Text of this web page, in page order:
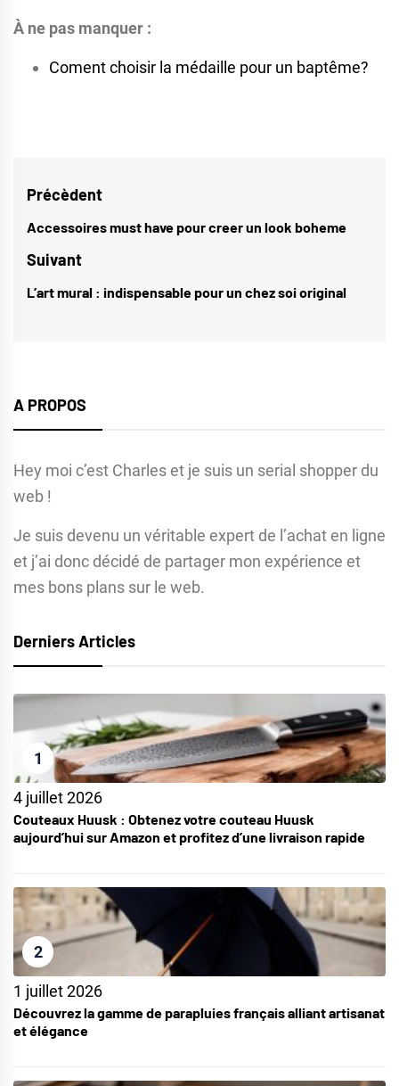
À ne pas manquer :
Coment choisir la médaille pour un baptême?
Navigation
de
l’article
Précèdent
Previous
post:
Accessoires must have pour creer un look boheme
Suivant
Next
L’art mural : indispensable pour un chez soi original
A PROPOS
Hey moi c’est Charles et je suis un serial shopper du
web !
Je suis devenu un véritable expert de l’achat en ligne
et j’ai donc décidé de partager mon expérience et
mes bons plans sur le web.
Derniers Articles
1
4 juillet 2026
Couteaux Huusk : Obtenez votre couteau Huusk
aujourd’hui sur Amazon et profitez d’une livraison rapide
2
1 juillet 2026
Découvrez la gamme de parapluies français alliant artisanat
et élégance